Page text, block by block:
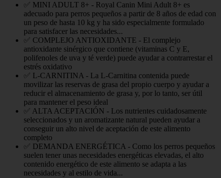
✅ MINI ADULT 8+ - Royal Canin Mini Adult 8+ es
adecuado para perros pequeños a partir de 8 años de edad con
un peso de hasta 10 kg y ha sido especialmente formulado
para satisfacer las necesidades...
✅ COMPLEJO ANTIOXIDANTE - El complejo
antioxidante sinérgico que contiene (vitaminas C y E,
polifenoles de uva y té verde) puede ayudar a contrarrestar el
estrés oxidativo
✅ L-CARNITINA - La L-Carnitina contenida puede
movilizar las reservas de grasa del propio cuerpo y ayudar a
reducir el almacenamiento de grasa y, por lo tanto, ser útil
para mantener el peso ideal
✅ ALTA ACEPTACIÓN - Los nutrientes cuidadosamente
seleccionados y un aromatizante natural pueden ayudar a
conseguir un alto nivel de aceptación de este alimento
completo
✅ DEMANDA ENERGÉTICA - Como los perros pequeños
suelen tener unas necesidades energéticas elevadas, el alto
contenido energético de este alimento se adapta a las
necesidades y al estilo de vida...